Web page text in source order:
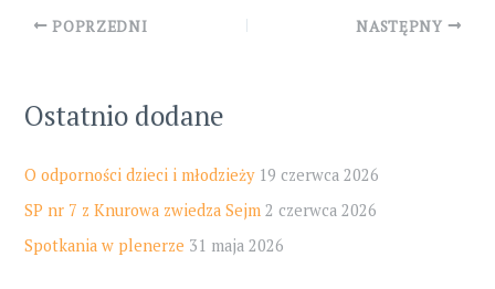
Post
POPRZEDNI NASTĘPNY
Ostatnio dodane
O odporności dzieci i młodzieży 19 czerwca 2026
SP nr 7 z Knurowa zwiedza Sejm 2 czerwca 2026
Spotkania w plenerze 31 maja 2026